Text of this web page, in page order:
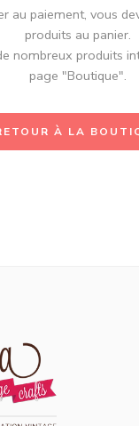
au paiement, vous
produits au panier.
nombreux produits
page "Boutique".
À LA